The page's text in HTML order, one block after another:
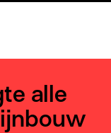
alle